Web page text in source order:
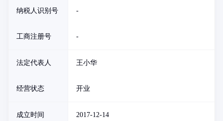
纳税人识别号 -
工商注册号 -
法定代表人 王小华
经营状态 开业
成立时间 2017-12-14